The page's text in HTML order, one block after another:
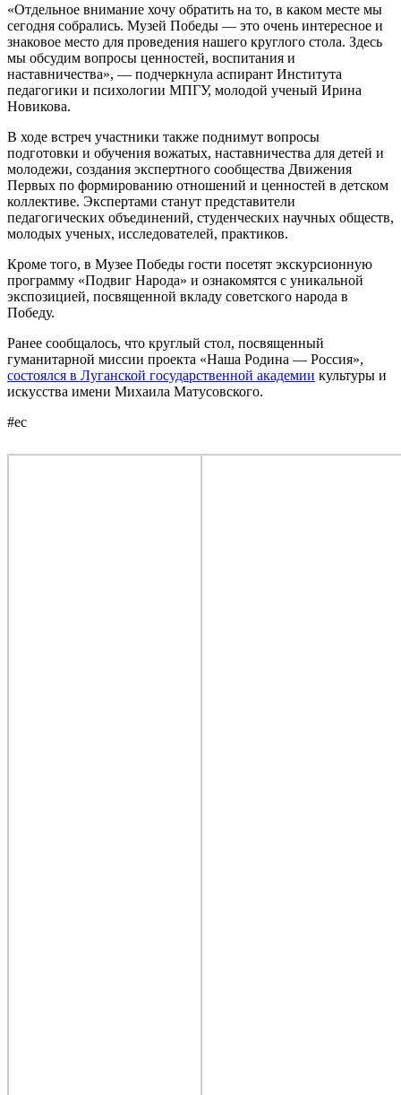
«Отдельное внимание хочу обратить на то, в каком месте мы
сегодня собрались. Музей Победы — это очень интересное и
знаковое место для проведения нашего круглого стола. Здесь
мы обсудим вопросы ценностей, воспитания и
наставничества», — подчеркнула аспирант Института
педагогики и психологии МПГУ, молодой ученый Ирина
Новикова.
В ходе встреч участники также поднимут вопросы
подготовки и обучения вожатых, наставничества для детей и
молодежи, создания экспертного сообщества Движения
Первых по формированию отношений и ценностей в детском
коллективе. Экспертами станут представители
педагогических объединений, студенческих научных обществ,
молодых ученых, исследователей, практиков.
Кроме того, в Музее Победы гости посетят экскурсионную
программу «Подвиг Народа» и ознакомятся с уникальной
экспозицией, посвященной вкладу советского народа в
Победу.
Ранее сообщалось, что круглый стол, посвященный
гуманитарной миссии проекта «Наша Родина — Россия»,
состоялся в Луганской государственной академии культуры и
искусства имени Михаила Матусовского.
#ес